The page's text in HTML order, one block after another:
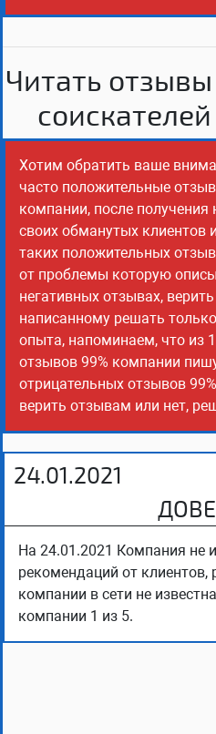
Читать
Хотим обратить ваше
часто положительные
компании, после получения
своих обманутых клиентов
таких положительных
от проблемы которую
негативных отзывах,
написанному решать
опыта, напоминаем, что из
отзывов 99% компании
отрицательных отзывов
верить отзывам или нет,
24.01.2021
На 24.01.2021 Компания не
рекомендаций от клиентов,
компании в сети не
компании 1 из 5.